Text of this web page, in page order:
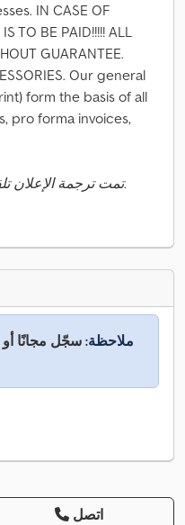
IN CASE OF
TO BE PAID!!!!! ALL
GUARANTEE.
Our general
form the basis of all
pro forma invoices,
تمت ترجمة الإعلان تلقائيًا. قد تحدث أخطاء في الترجمة.
ملاحظة:سجّل مجانًا
اتصل